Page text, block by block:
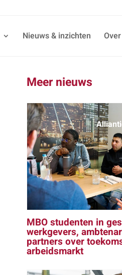
Nieuws & inzichten
Meer nieuws
MBO studenten in
werkgevers,
partners over
arbeidsmarkt